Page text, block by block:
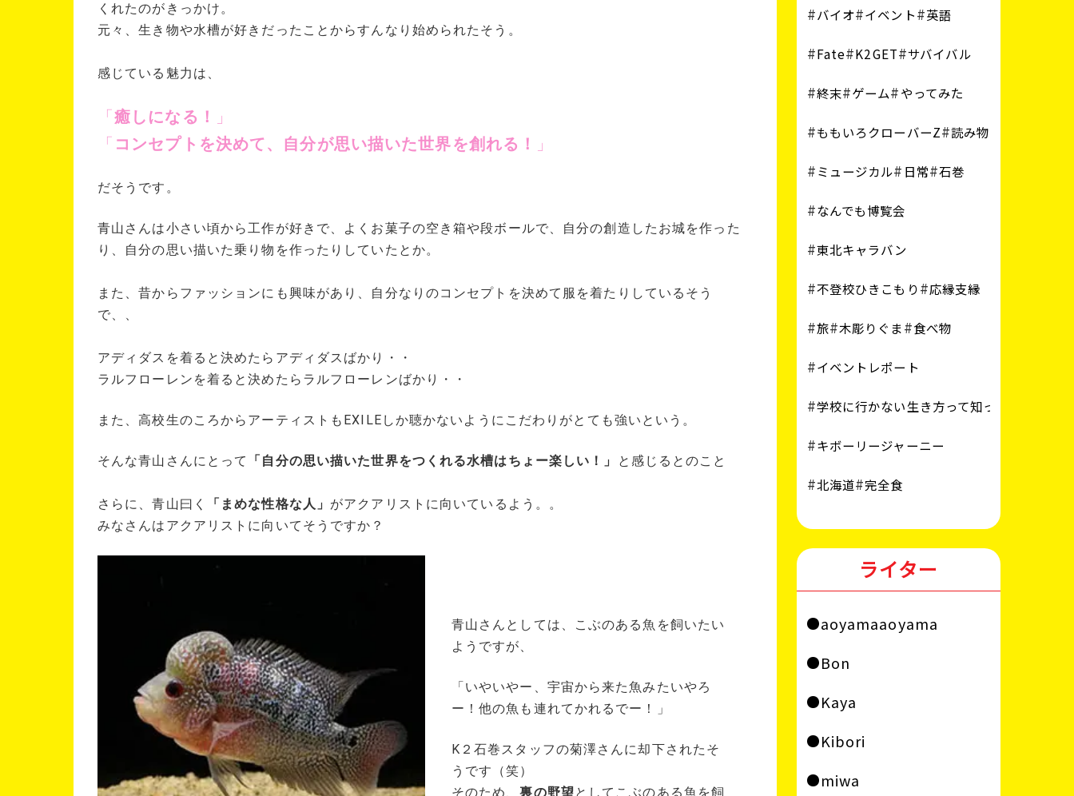
くれたのがきっかけ。
元々、生き物や水槽が好きだったことからすんなり始められたそう。
感じている魅力は、
「癒しになる！
」
「 コンセプトを決めて、自分が思い描いた世界を創れる！ 」
だそうです。
青山さんは小さい頃から工作が好きで、よくお菓子の空き箱や段ボールで、自分の創造したお城を作った
り、自分の思い描いた乗り物を作ったりしていたとか。
また、昔からファッションにも興味があり、自分なりのコンセプトを決めて服を着たりしているそう
で、、
アディダスを着ると決めたらアディダスばかり・・
ラルフローレンを着ると決めたらラルフローレンばかり・・
また、高校生のころからアーティストもEXILEしか聴かないようにこだわりがとても強いという。
そんな青山さんにとって 「自分の思い描いた世界をつくれる水槽はちょー楽しい！」 と感じるとのこと
さらに、青山曰く 「まめな性格な人」 がアクアリストに向いているよう。。
みなさんはアクアリストに向いてそうですか？
青山さんとしては、こぶのある魚を飼いたい
ようですが、
「いやいやー、宇宙から来た魚みたいやろ
ー！他の魚も連れてかれるでー！」
K２石巻スタッフの菊澤さんに却下されたそ
うです（笑）
そのため、裏の野望としてこぶのある魚を飼
バイオ イベント 英語
Fate K2GET サバイバル
終末 ゲーム やってみた
ももいろクローバーZ 読み物
ミュージカル 日常 石巻
なんでも博覧会
東北キャラバン
不登校ひきこもり 応縁支縁
旅 木彫りぐま 食べ物
イベントレポート
学校に行かない生き方って知ってる？
キボーリージャーニー
北海道 完全食
ライター
aoyamaaoyama
Bon
Kaya
Kibori
miwa